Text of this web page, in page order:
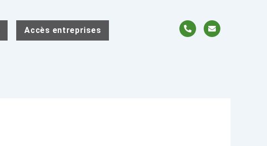
Accès entreprises
P
h
o
E
n
v